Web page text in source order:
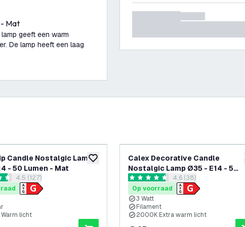
Mat
geeft een warm
De lamp heeft een laag
toevoegen aan verlanglijst
Candle Nostalgic Lamp
- 50 Lumen - Mat
reviews drawer openen
4.5 (127)
licht
Calex Decorative Candle
Nostalgic Lamp Ø35 - E14 - 5
Lumen
reviews drawer openen
4.6 score sterren4.6 (38)
Op voorraad
3 Watt
Filament
2000K Extra warm licht